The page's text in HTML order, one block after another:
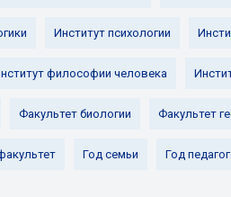
Институт психологии
философии человека
Факультет биологии Факультет
Год семьи Год